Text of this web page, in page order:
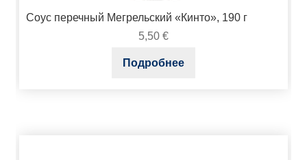
Соус перечный Мегрельский «Кинто», 190 г
5,50 €
Подробнее